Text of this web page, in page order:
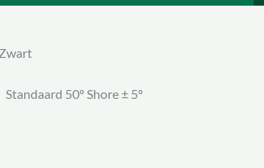
50º Shore ± 5º